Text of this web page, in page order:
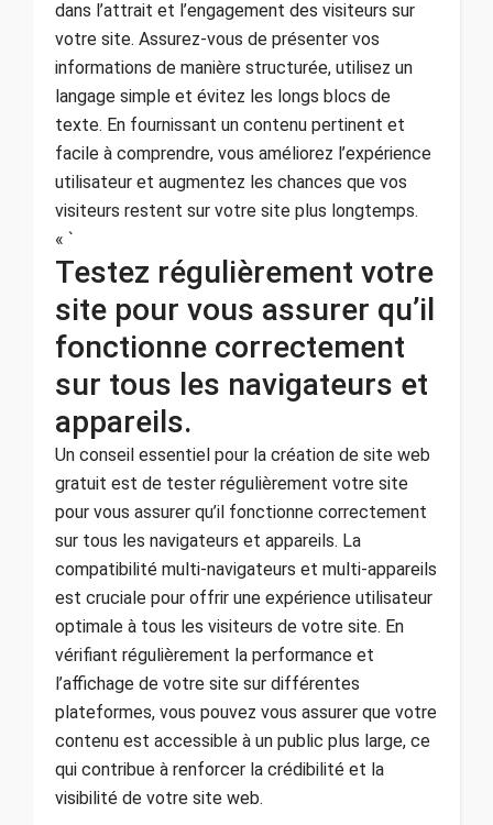
dans l’attrait et l’engagement des visiteurs sur
votre site. Assurez-vous de présenter vos
informations de manière structurée, utilisez un
langage simple et évitez les longs blocs de
texte. En fournissant un contenu pertinent et
facile à comprendre, vous améliorez l’expérience
utilisateur et augmentez les chances que vos
visiteurs restent sur votre site plus longtemps.
« `
Testez régulièrement votre
site pour vous assurer qu’il
fonctionne correctement
sur tous les navigateurs et
appareils.
Un conseil essentiel pour la création de site web
gratuit est de tester régulièrement votre site
pour vous assurer qu’il fonctionne correctement
sur tous les navigateurs et appareils. La
compatibilité multi-navigateurs et multi-appareils
est cruciale pour offrir une expérience utilisateur
optimale à tous les visiteurs de votre site. En
vérifiant régulièrement la performance et
l’affichage de votre site sur différentes
plateformes, vous pouvez vous assurer que votre
contenu est accessible à un public plus large, ce
qui contribue à renforcer la crédibilité et la
visibilité de votre site web.